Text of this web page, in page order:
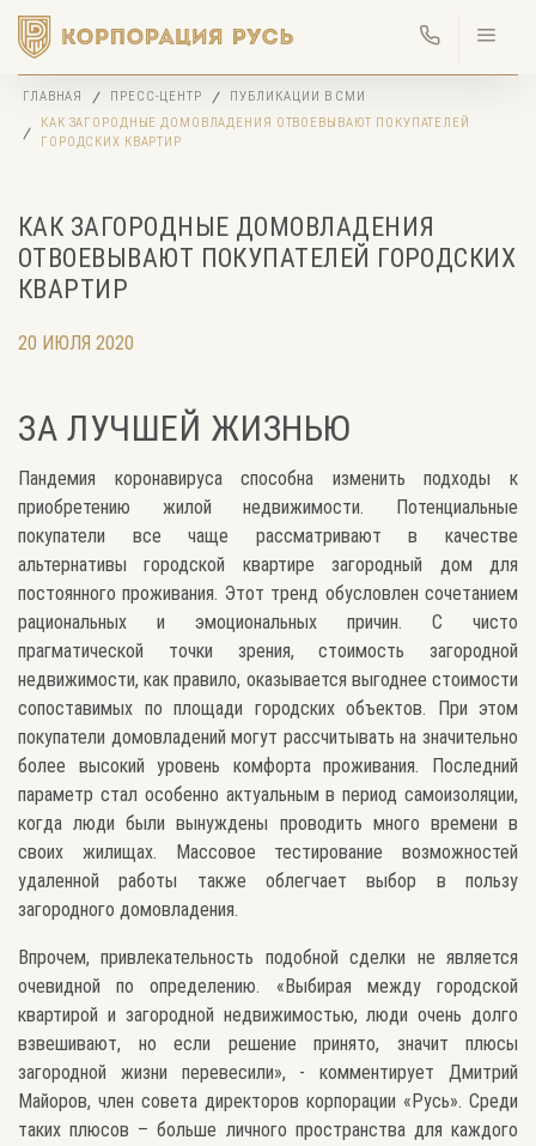
ГЛАВНАЯ ПРЕСС-ЦЕНТР
ПУБЛИКАЦИИ В СМИ
КАК ЗАГОРОДНЫЕ ДОМОВЛАДЕНИЯ ОТВОЕВЫВАЮТ ПОКУПАТЕЛЕЙ
ГОРОДСКИХ КВАРТИР
КАК ЗАГОРОДНЫЕ ДОМОВЛАДЕНИЯ
ОТВОЕВЫВАЮТ ПОКУПАТЕЛЕЙ ГОРОДСКИХ
КВАРТИР
20 ИЮЛЯ 2020
ЗА ЛУЧШЕЙ ЖИЗНЬЮ
Пандемия коронавируса способна изменить подходы к
приобретению жилой недвижимости. Потенциальные
покупатели все чаще рассматривают в качестве
альтернативы городской квартире загородный дом для
постоянного проживания. Этот тренд обусловлен сочетанием
рациональных и эмоциональных причин. С чисто
прагматической точки зрения, стоимость загородной
недвижимости, как правило, оказывается выгоднее стоимости
сопоставимых по площади городских объектов. При этом
покупатели домовладений могут рассчитывать на значительно
более высокий уровень комфорта проживания. Последний
параметр стал особенно актуальным в период самоизоляции,
когда люди были вынуждены проводить много времени в
своих жилищах. Массовое тестирование возможностей
удаленной работы также облегчает выбор в пользу
загородного домовладения.
Впрочем, привлекательность подобной сделки не является
очевидной по определению. «Выбирая между городской
квартирой и загородной недвижимостью, люди очень долго
взвешивают, но если решение принято, значит плюсы
загородной жизни перевесили», - комментирует Дмитрий
Майоров, член совета директоров корпорации «Русь». Среди
таких плюсов – больше личного пространства для каждого